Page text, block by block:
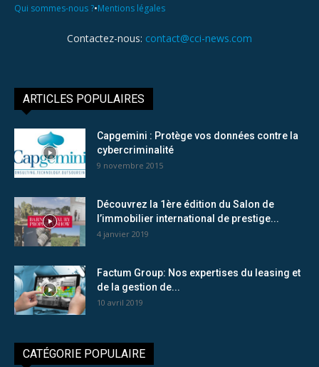
Qui sommes-nous ?•Mentions légales
Contactez-nous: contact@cci-news.com
ARTICLES POPULAIRES
Capgemini : Protège vos données contre la
cybercriminalité
9 novembre 2015
Découvrez la 1ère édition du Salon de
l’immobilier international de prestige...
4 janvier 2019
Factum Group: Nos expertises du leasing et
de la gestion de...
10 avril 2019
CATÉGORIE POPULAIRE